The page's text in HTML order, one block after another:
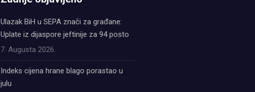
Ulazak BiH u SEPA znači za građane:
Uplate iz dijaspore jeftinije za 94 posto
7. Augusta 2026.
Indeks cijena hrane blago porastao u
julu